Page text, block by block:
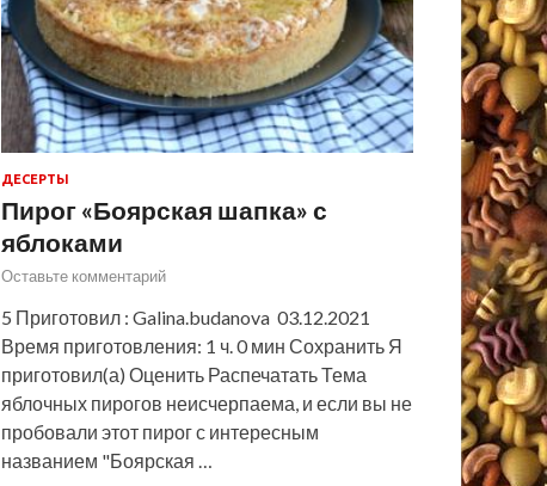
ДЕСЕРТЫ
Пирог «Боярская шапка» с
яблоками
Оставьте комментарий
5 Приготовил : Galina.budanova 03.12.2021
Время приготовления: 1 ч. 0 мин Сохранить Я
приготовил(а) Оценить Распечатать Тема
яблочных пирогов неисчерпаема, и если вы не
пробовали этот пирог с интересным
названием "Боярская …